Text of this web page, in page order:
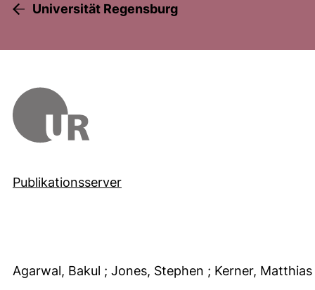
Universität Regensburg
Publikationsserver
Agarwal, Bakul ; Jones, Stephen ; Kerner, Matthias